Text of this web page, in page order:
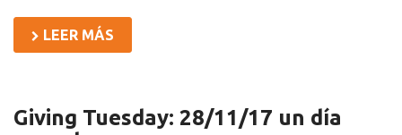
LEER MÁS
Giving Tuesday: 28/11/17 un día